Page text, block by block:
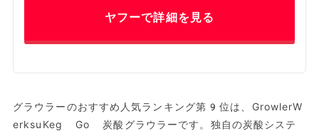
ヤフーで詳細を見る
グラウラーのおすすめ人気ランキング第9位は、GrowlerW
erksuKeg Go 炭酸グラウラーです。独自の炭酸システ